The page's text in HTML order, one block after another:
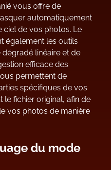
vous offre de
automatiquement
ciel de vos photos. Le
également les outils
linéaire et de
efficace des
permettent de
spécifiques de vos
le fichier original, afin de
vos photos de manière
du mode